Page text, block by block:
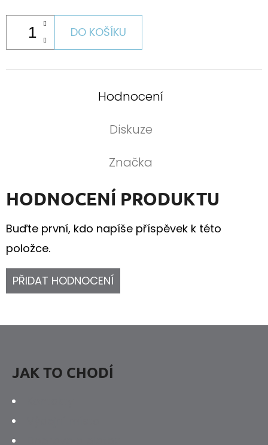
DO KOŠÍKU
Hodnocení
Diskuze
Značka
HODNOCENÍ PRODUKTU
Buďte první, kdo napíše příspěvek k této
položce.
PŘIDAT HODNOCENÍ
JAK TO CHODÍ